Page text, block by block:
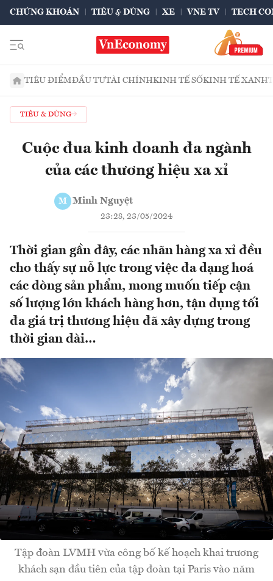
CHỨNG KHOÁN TIÊU & DÙNG XE VNE TV TECH
TIÊU ĐIỂMĐẦU TƯTÀI CHÍNHKINH TẾ SỐKINH TẾ XANH
TIÊU & DÙNG
Cuộc đua kinh doanh đa ngành
của các thương hiệu xa xỉ
M Minh Nguyệt
23:28, 23/05/2024
Thời gian gần đây, các nhãn hàng xa xỉ đều
cho thấy sự nỗ lực trong việc đa dạng hoá
các dòng sản phẩm, mong muốn tiếp cận
số lượng lớn khách hàng hơn, tận dụng tối
đa giá trị thương hiệu đã xây dựng trong
thời gian dài…
Tập đoàn LVMH vừa công bố kế hoạch khai trương
khách sạn đầu tiên của tập đoàn tại Paris vào năm